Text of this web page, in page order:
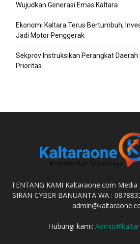
Wujudkan Generasi Emas Kaltara
Ekonomi Kaltara Terus Bertumbuh,
Jadi Motor Penggerak
Sekprov Instruksikan Perangkat Daerah
Prioritas
TENTANG KAMI Kaltaraone.com
SIRAN CYBER BANUANTA WA :
Hubungi kami: